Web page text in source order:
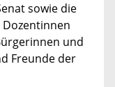
sowie die
und
Freunde der